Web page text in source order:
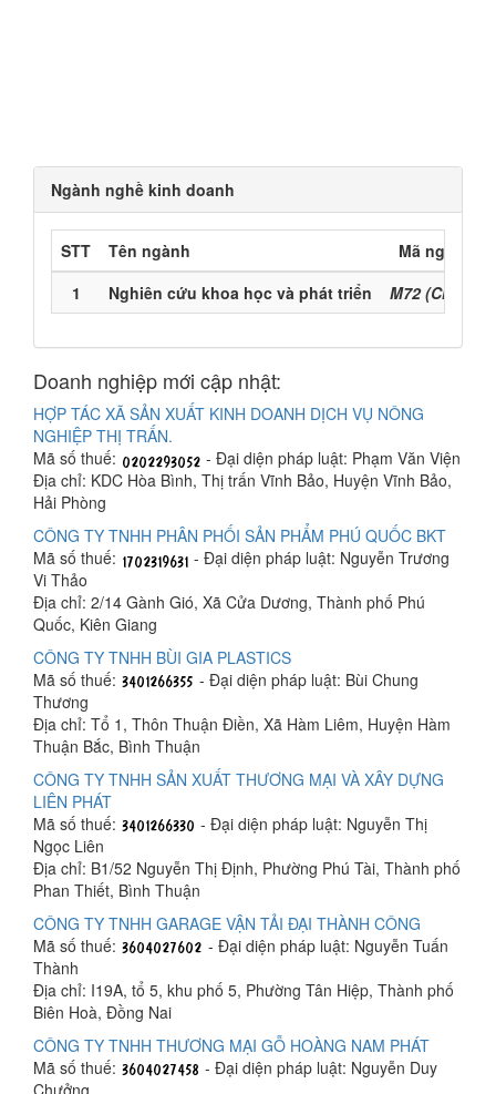
Ngành nghề kinh doanh
STT Tên ngành
Mã ngành
1
Nghiên cứu khoa học và phát triển M72 (Chính)
Doanh nghiệp mới cập nhật:
HỢP TÁC XÃ SẢN XUẤT KINH DOANH DỊCH VỤ NÔNG
NGHIỆP THỊ TRẤN.
Mã số thuế:
- Đại diện pháp luật: Phạm Văn Viện
Địa chỉ: KDC Hòa Bình, Thị trấn Vĩnh Bảo, Huyện Vĩnh Bảo,
Hải Phòng
CÔNG TY TNHH PHÂN PHỐI SẢN PHẨM PHÚ QUỐC BKT
Mã số thuế:
- Đại diện pháp luật: Nguyễn Trương
Vi Thảo
Địa chỉ: 2/14 Gành Gió, Xã Cửa Dương, Thành phố Phú
Quốc, Kiên Giang
CÔNG TY TNHH BÙI GIA PLASTICS
Mã số thuế:
- Đại diện pháp luật: Bùi Chung
Thương
Địa chỉ: Tổ 1, Thôn Thuận Điền, Xã Hàm Liêm, Huyện Hàm
Thuận Bắc, Bình Thuận
CÔNG TY TNHH SẢN XUẤT THƯƠNG MẠI VÀ XÂY DỰNG
LIÊN PHÁT
Mã số thuế:
- Đại diện pháp luật: Nguyễn Thị
Ngọc Liên
Địa chỉ: B1/52 Nguyễn Thị Định, Phường Phú Tài, Thành phố
Phan Thiết, Bình Thuận
CÔNG TY TNHH GARAGE VẬN TẢI ĐẠI THÀNH CÔNG
Mã số thuế:
- Đại diện pháp luật: Nguyễn Tuấn
Thành
Địa chỉ: I19A, tổ 5, khu phố 5, Phường Tân Hiệp, Thành phố
Biên Hoà, Đồng Nai
CÔNG TY TNHH THƯƠNG MẠI GỖ HOÀNG NAM PHÁT
Mã số thuế:
- Đại diện pháp luật: Nguyễn Duy